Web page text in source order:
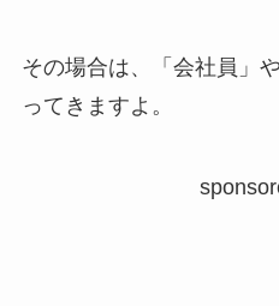
その場合は、「会社員」
ってきますよ。